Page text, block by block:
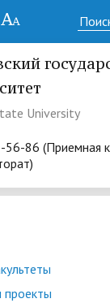
University
86 (Приемная
проекты